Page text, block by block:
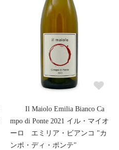
Il Maiolo Emilia Bianco Ca
mpo di Ponte 2021 イル・マイオ
ーロ エミリア・ビアンコ "カ
ンポ・ディ・ポンテ"